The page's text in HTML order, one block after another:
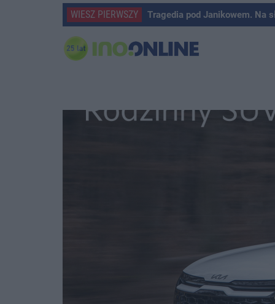
WIESZ PIERWSZY Tragedia pod Janikowem. Na